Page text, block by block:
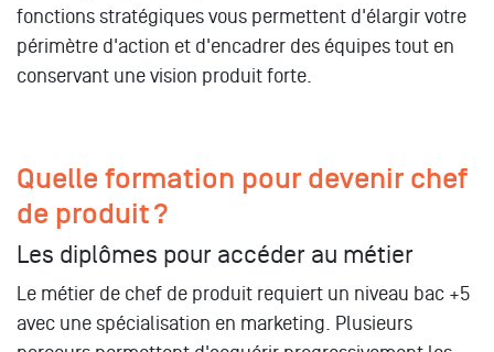
fonctions stratégiques vous permettent d'élargir votre
périmètre d'action et d'encadrer des équipes tout en
conservant une vision produit forte.
Quelle formation pour devenir chef
de produit ?
Les diplômes pour accéder au métier
Le métier de chef de produit requiert un niveau bac +5
avec une spécialisation en marketing. Plusieurs